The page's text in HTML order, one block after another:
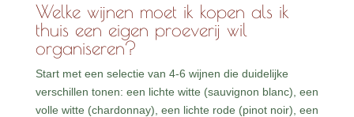
Welke wijnen moet ik kopen als ik
thuis een eigen proeverij wil
organiseren?
Start met een selectie van 4-6 wijnen die duidelijke
verschillen tonen: een lichte witte (sauvignon blanc), een
volle witte (chardonnay), een lichte rode (pinot noir), een